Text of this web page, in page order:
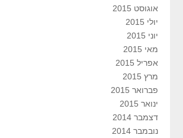
אוגוסט 2015
יולי 2015
יוני 2015
מאי 2015
אפריל 2015
מרץ 2015
פברואר 2015
ינואר 2015
דצמבר 2014
נובמבר 2014